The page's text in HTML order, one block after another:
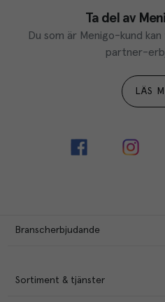
Ta del av
Du som är Menigo-kund
partner-
LÄS
Branscherbjudande
Sortiment & tjänster